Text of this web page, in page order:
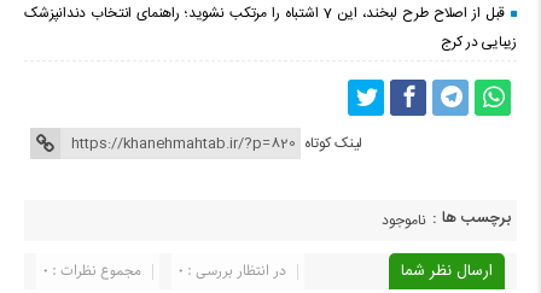
قبل از اصلاح طرح لبخند، این 7 اشتباه را مرتکب نشوید؛ راهنمای انتخاب دندانپزشک
زیبایی در کرج
لینک کوتاه
برچسب ها : ناموجود
ارسال نظر شما مجموع نظرات : 0
در انتظار بررسی : 0